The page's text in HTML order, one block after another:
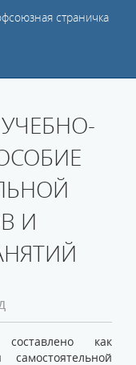
страничка
И
составлено как